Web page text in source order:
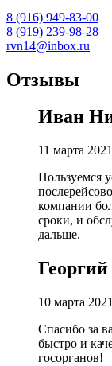
8 (916) 949-83-00
8 (919) 239-98-28
rvn14@inbox.ru
Отзывы
Иван
11 марта
Пользуемся
компании
сроки, и
дальше.
Георгий
10 марта
Спасибо за
быстро и
госорганов!